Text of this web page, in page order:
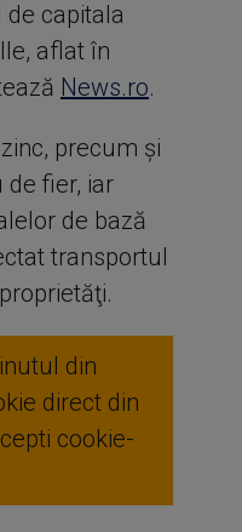
capitala
aflat în
News.ro.
precum şi
fier, iar
de bază
transportul
din
direct din
cookie-